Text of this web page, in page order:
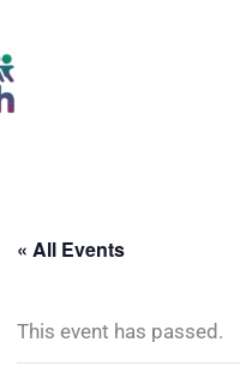
« All Events
This event has passed.